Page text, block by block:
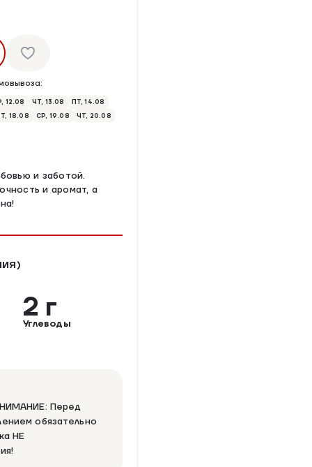
12.08 ЧТ, 13.08
ПТ, 14.08
18.08 СР, 19.08
ЧТ, 20.08
и заботой.
и аромат, а
2 г
Углеводы
Перед
обязательно
НЕ